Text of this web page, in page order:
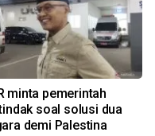
minta pemerintah
soal solusi dua
demi Palestina